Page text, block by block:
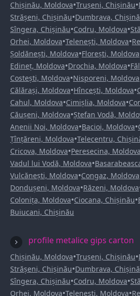
Chișinău, Moldova•Trușeni, Chișinău•
Strășeni, Chișinău•Dumbrava,
Sîngera, Chișinău•Codru, Moldova•
Orhei, Moldova•Telenești, Moldova•
Șoldănești, Moldova•Florești, Moldova
Edineț, Moldova•Drochia, Moldova•
Costești, Moldova•Nisporeni, Moldova
Călărași, Moldova•Hîncești, Moldova•
Cahul, Moldova•Cimișlia, Moldova•
Căușeni, Moldova•Ștefan Vodă,
Anenii Noi, Moldova•Bacioi, Moldova•
Țînțăreni, Moldova•Telecentru,
Cricova, Moldova•Peresecina, Moldova
Vadul lui Vodă, Moldova•
Vulcănești, Moldova•Congaz, Moldova
Dondușeni, Moldova•Răzeni, Moldova
Colonița, Moldova•Ciocana, Chișinău•
Buiucani, Chișinău
profile metalice gips carton
Chișinău, Moldova•Trușeni, Chișinău•
Strășeni, Chișinău•Dumbrava,
Sîngera, Chișinău•Codru, Moldova•
Orhei, Moldova•Telenești, Moldova•